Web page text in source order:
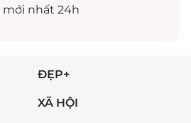
mới nhất 24h
ĐẸP+
XÃ HỘI